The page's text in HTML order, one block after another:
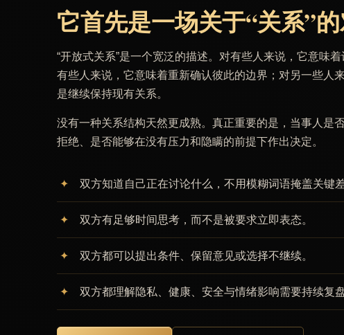
它首先是一场关于“关系”
“开放式关系”是一个宽泛的描述。对有些人来说，它意味
有些人来说，它意味着重新确认彼此的边界；对另一些人
是继续保持现有关系。
没有一种关系结构天然更成熟。真正重要的是，当事人是
拒绝、是否能够在没有压力和隐瞒的前提下作出决定。
双方知道自己正在讨论什么，不用模糊词语掩盖关键差
双方有足够时间思考，而不是被要求立即表态。
双方都可以提出条件、保留意见或选择不继续。
双方都理解隐私、健康、安全与情绪影响需要持续复盘